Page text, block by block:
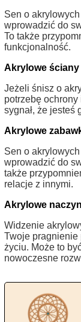
Sen o
wprowadzić do
To także
funkcjonalność.
Akrylowe ściany
Jeżeli śnisz o
potrzebę
sygnał, że jesteś
Akrylowe
Sen o
wprowadzić do
także
relacje z innymi.
Akrylowe
Widzenie
Twoje pragnienie
życiu. Może to
nowoczesne